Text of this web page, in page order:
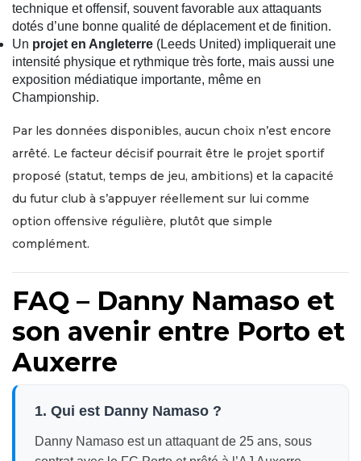
technique et offensif, souvent favorable aux attaquants
dotés d’une bonne qualité de déplacement et de finition.
Un projet en Angleterre (Leeds United) impliquerait une
intensité physique et rythmique très forte, mais aussi une
exposition médiatique importante, même en
Championship.
Par les données disponibles, aucun choix n’est encore
arrêté. Le facteur décisif pourrait être le projet sportif
proposé (statut, temps de jeu, ambitions) et la capacité
du futur club à s’appuyer réellement sur lui comme
option offensive régulière, plutôt que simple
complément.
FAQ – Danny Namaso et
son avenir entre Porto et
Auxerre
1. Qui est Danny Namaso ?
Danny Namaso est un attaquant de 25 ans, sous